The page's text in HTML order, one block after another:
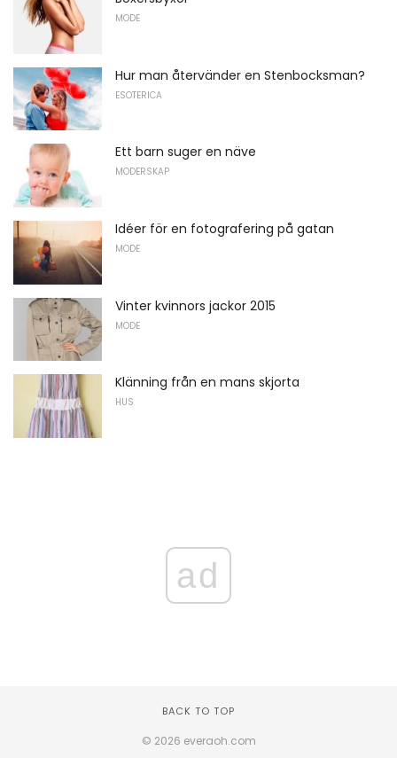
MODE
Hur man återvänder en Stenbocksman?
ESOTERICA
Ett barn suger en näve
MODERSKAP
Idéer för en fotografering på gatan
MODE
Vinter kvinnors jackor 2015
MODE
Klänning från en mans skjorta
HUS
ad
BACK TO TOP
© 2026 everaoh.com